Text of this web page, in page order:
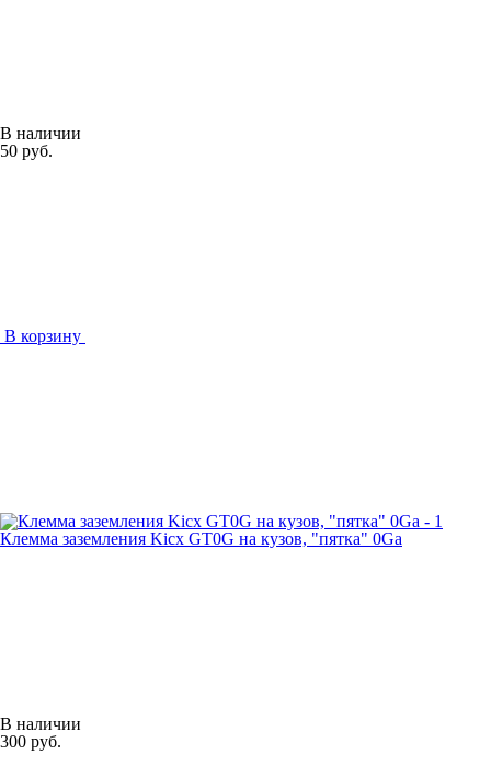
В наличии
50 руб.
В корзину
Клемма заземления Kicx GT0G на кузов, "пятка" 0Ga
В наличии
300 руб.